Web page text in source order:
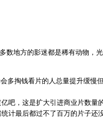
数地方的影迷都是稀有动物，
掏钱看片的人总量提升缓慢
吧，这是扩大引进商业片数
计最后都过不了百万的片子